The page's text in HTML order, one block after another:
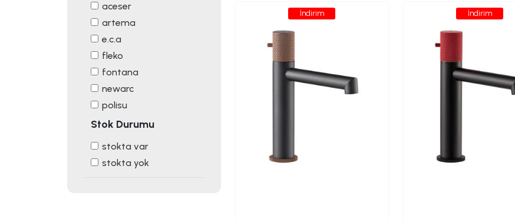
aceser
artema
e.c.a
fleko
fontana
newarc
polisu
Stok Durumu
stokta var
stokta yok
İndirim İndirim